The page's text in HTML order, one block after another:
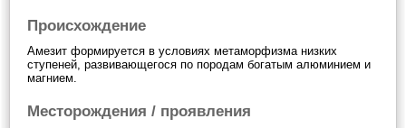
Происхождение
Амезит формируется в условиях метаморфизма низких
ступеней, развивающегося по породам богатым алюминием и
магнием.
Месторождения / проявления